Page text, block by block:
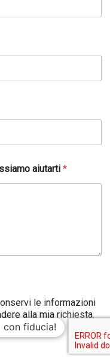
aiutarti*
le informazioni
alla mia richiesta.
con fiducia!